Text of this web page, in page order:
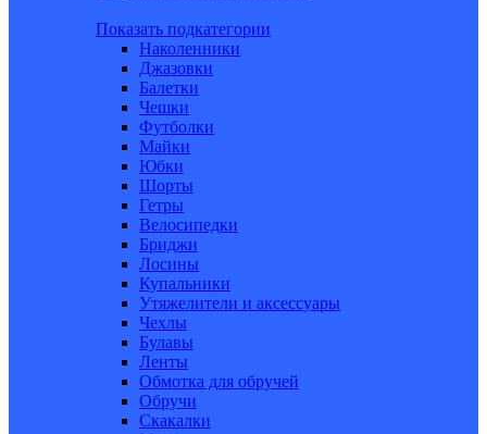
Показать подкатегории
Наколенники
Джазовки
Балетки
Чешки
Футболки
Майки
Юбки
Шорты
Гетры
Велосипедки
Бриджи
Лосины
Купальники
Утяжелители и аксессуары
Чехлы
Булавы
Ленты
Обмотка для обручей
Обручи
Скакалки